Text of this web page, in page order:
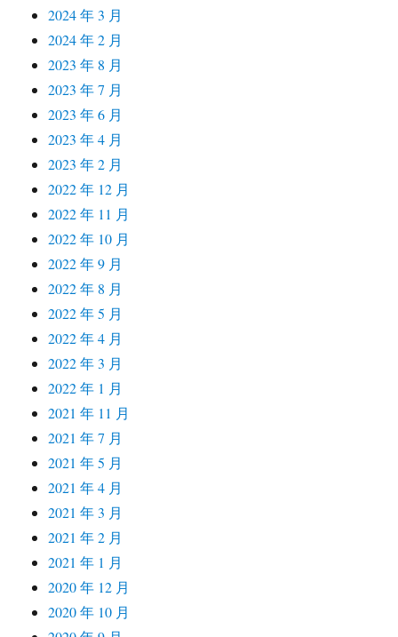
2024 年 3 月
2024 年 2 月
2023 年 8 月
2023 年 7 月
2023 年 6 月
2023 年 4 月
2023 年 2 月
2022 年 12 月
2022 年 11 月
2022 年 10 月
2022 年 9 月
2022 年 8 月
2022 年 5 月
2022 年 4 月
2022 年 3 月
2022 年 1 月
2021 年 11 月
2021 年 7 月
2021 年 5 月
2021 年 4 月
2021 年 3 月
2021 年 2 月
2021 年 1 月
2020 年 12 月
2020 年 10 月